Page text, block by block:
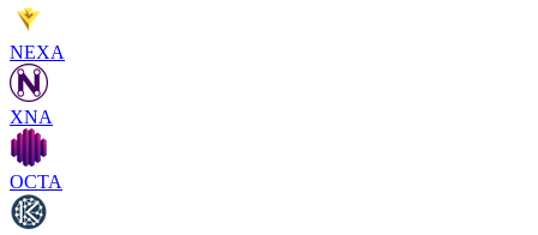
NEXA
XNA
OCTA